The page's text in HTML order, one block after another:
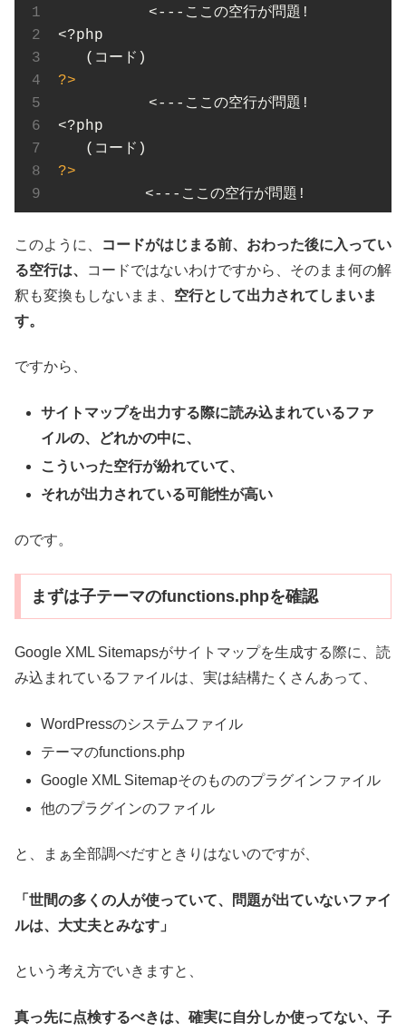
          <---ここの空行が問題!
<?php
?>
<?php
?>
<---ここの空行が問題!
このように、
コードがはじまる前、おわった後に入ってい
る空行は、
コードではないわけですから、そのまま何の解
釈も変換もしないまま、 空行として出力されてしまいま
す。
ですから、
サイトマップを出力する際に読み込まれているファ
イルの、どれかの中に、
こういった空行が紛れていて、
それが出力されている可能性が高い
のです。
まずは子テーマのfunctions.phpを確認
Google XML Sitemapsがサイトマップを生成する際に、読
み込まれているファイルは、実は結構たくさんあって、
WordPressのシステムファイル
テーマのfunctions.php
Google XML Sitemapそのもののプラグインファイル
他のプラグインのファイル
と、まぁ全部調べだすときりはないのですが、
「世間の多くの人が使っていて、問題が出ていないファイ
ルは、大丈夫とみなす」
という考え方でいきますと、
真っ先に点検するべきは、確実に自分しか使ってない、子